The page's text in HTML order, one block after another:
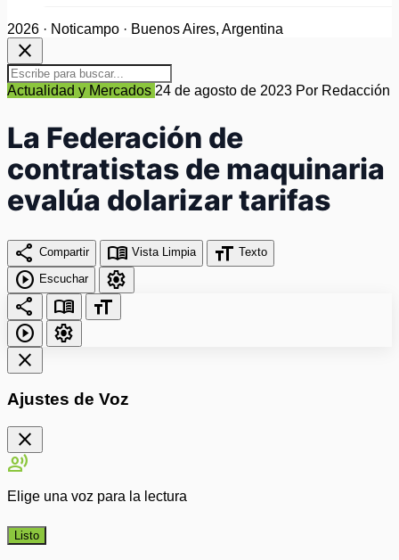
2026 · Noticampo · Buenos Aires, Argentina
close
Actualidad y Mercados 24 de agosto de 2023 Por Redacción
La Federación de
contratistas de maquinaria
evalúa dolarizar tarifas
share Compartir menu_book Vista Limpia format_size Texto
play_circle Escuchar
settings
share
menu_book
format_size
play_circle
settings
close
Ajustes de Voz
close
record_voice_over
Elige una voz para la lectura
Listo